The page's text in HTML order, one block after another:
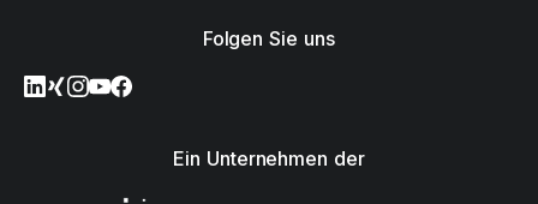
Folgen Sie uns
Ein Unternehmen der